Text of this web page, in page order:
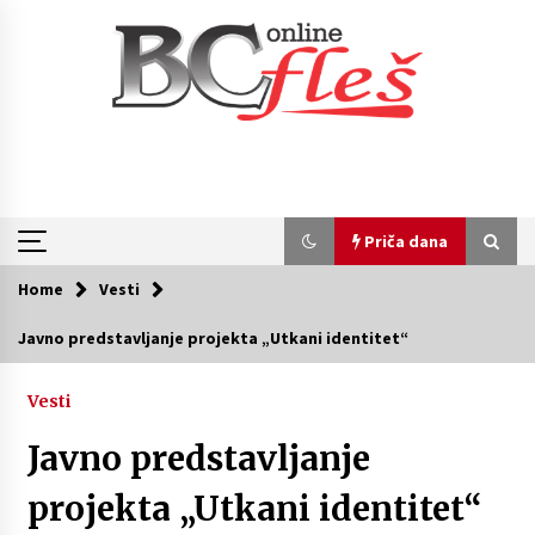
Priča dana
Priča dana
Naši tragovi – Istorija češke zajednice u
Kruščici (VIDEO)
Home Vesti
Javno predstavljanje projekta „Utkani identitet“
Vesti
Javno predstavljanje
projekta „Utkani identitet“